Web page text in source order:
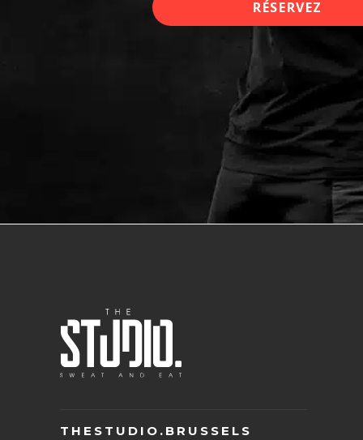
RÉSERVEZ
THESTUDIO.BRUSSELS